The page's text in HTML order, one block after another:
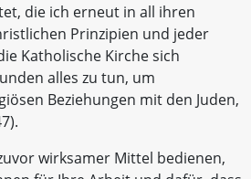
die ich erneut in all ihren
Prinzipien und jeder
Katholische Kirche sich
alles zu tun, um
Beziehungen mit den Juden,
wirksamer Mittel bedienen,